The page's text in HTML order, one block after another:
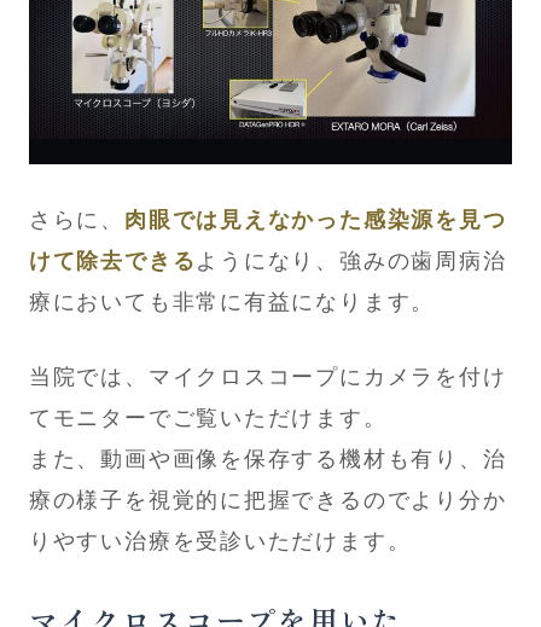
さらに、 肉眼では見えなかった感染源を見つ
けて除去できる ようになり、強みの歯周病治
療においても非常に有益になります。
当院では、マイクロスコープにカメラを付け
てモニターでご覧いただけます。
また、動画や画像を保存する機材も有り、治
療の様子を視覚的に把握できるのでより分か
りやすい治療を受診いただけます。